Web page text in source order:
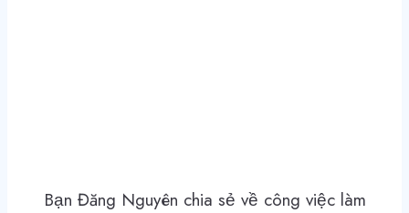
Bạn Đăng Nguyên chia sẻ về công việc làm